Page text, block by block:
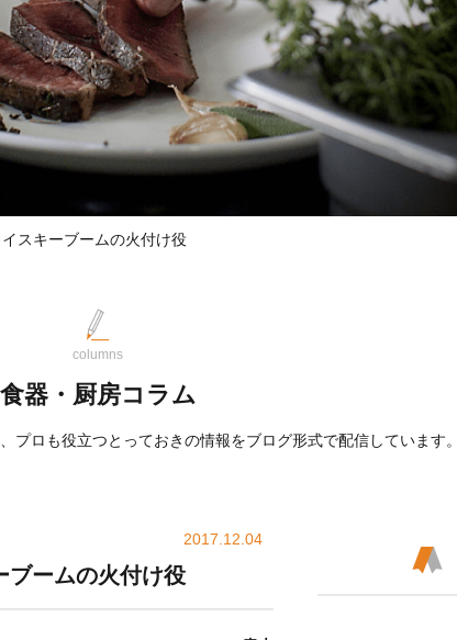
スキーブームの火付け役
columns
食器・厨房コラム
プロも役立つとっておきの情報をブログ形式で配信しています。
2017.12.04
ブームの火付け役